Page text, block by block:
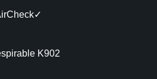
K902